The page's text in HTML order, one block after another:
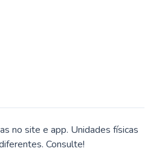
no site e app. Unidades físicas
Consulte!